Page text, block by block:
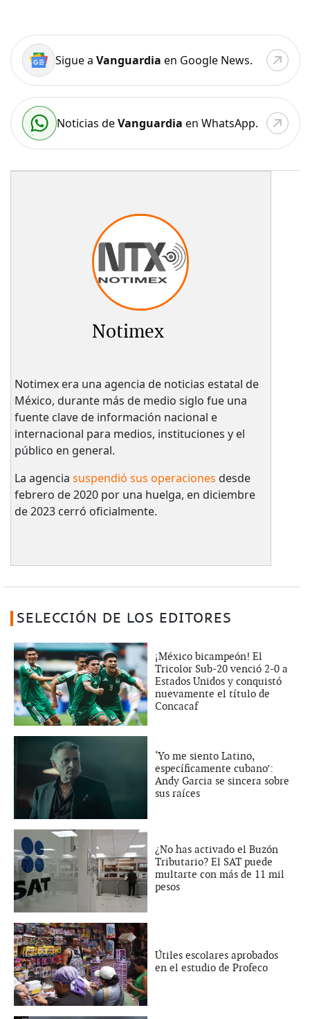
Sigue a Vanguardia en Google News.
Noticias deVanguardia en WhatsApp.
Notimex
Notimex era una agencia de noticias estatal de
México, durante más de medio siglo fue una
fuente clave de información nacional e
internacional para medios, instituciones y el
público en general.
La agencia suspendió sus operaciones desde
febrero de 2020 por una huelga, en diciembre
de 2023 cerró oficialmente.
SELECCIÓN DE LOS EDITORES
¡México bicampeón! El
Tricolor Sub-20 venció 2-0 a
Estados Unidos y conquistó
nuevamente el título de
Concacaf
‘Yo me siento Latino,
específicamente cubano’:
Andy Garcia se sincera sobre
sus raíces
¿No has activado el Buzón
Tributario? El SAT puede
multarte con más de 11 mil
pesos
Útiles escolares aprobados
en el estudio de Profeco